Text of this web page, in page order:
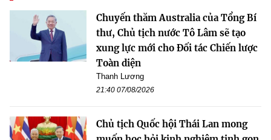
Chuyến thăm Australia của Tổng Bí
thư, Chủ tịch nước Tô Lâm sẽ tạo
xung lực mới cho Đối tác Chiến lược
Toàn diện
Thanh Lương
21:40 07/08/2026
Chủ tịch Quốc hội Thái Lan mong